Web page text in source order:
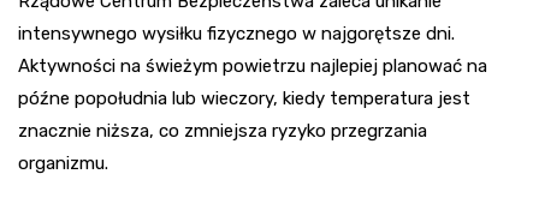
intensywnego wysiłku fizycznego w najgorętsze dni.
Aktywności na świeżym powietrzu najlepiej planować na
późne popołudnia lub wieczory, kiedy temperatura jest
znacznie niższa, co zmniejsza ryzyko przegrzania
organizmu.